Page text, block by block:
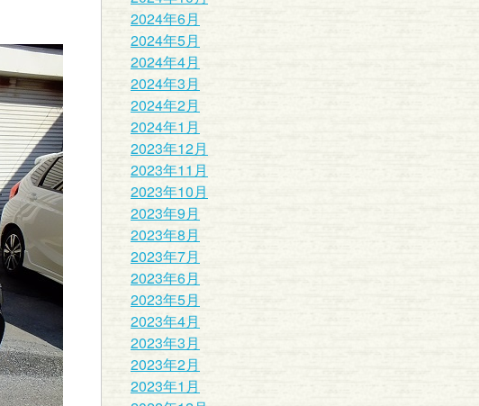
2024年6月
2024年5月
2024年4月
2024年3月
2024年2月
2024年1月
2023年12月
2023年11月
2023年10月
2023年9月
2023年8月
2023年7月
2023年6月
2023年5月
2023年4月
2023年3月
2023年2月
2023年1月